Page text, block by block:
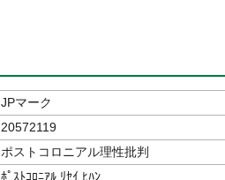
JPマーク
20572119
ポストコロニアル理性批判
ﾎﾟｽﾄｺﾛﾆｱﾙ ﾘｾｲ ﾋﾊﾝ